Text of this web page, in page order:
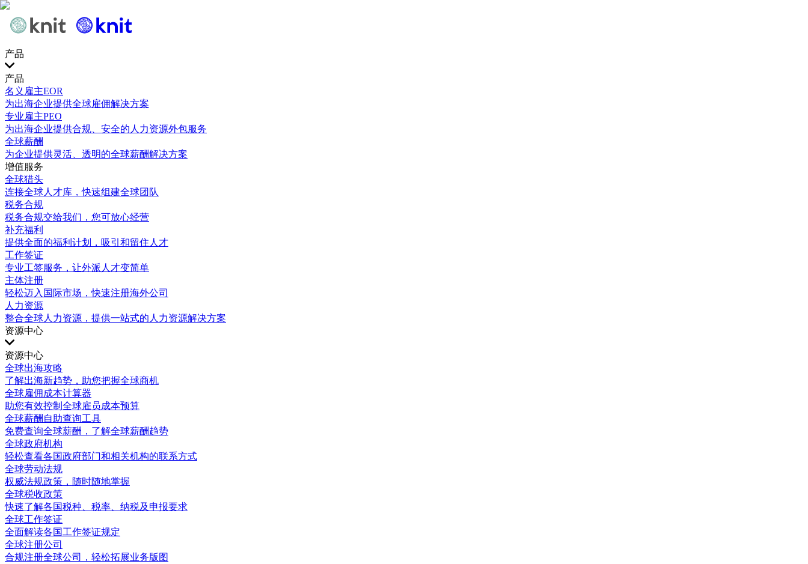
产品
产品
名义雇主EOR
为出海企业提供全球雇佣解决方案
专业雇主PEO
为出海企业提供合规、安全的人力资源外包服务
全球薪酬
为企业提供灵活、透明的全球薪酬解决方案
增值服务
全球猎头
连接全球人才库，快速组建全球团队
税务合规
税务合规交给我们，您可放心经营
补充福利
提供全面的福利计划，吸引和留住人才
工作签证
专业工签服务，让外派人才变简单
主体注册
轻松迈入国际市场，快速注册海外公司
人力资源
整合全球人力资源，提供一站式的人力资源解决方案
资源中心
资源中心
全球出海攻略
了解出海新趋势，助您把握全球商机
全球雇佣成本计算器
助您有效控制全球雇员成本预算
全球薪酬自助查询工具
免费查询全球薪酬，了解全球薪酬趋势
全球政府机构
轻松查看各国政府部门和相关机构的联系方式
全球劳动法规
权威法规政策，随时随地掌握
全球税收政策
快速了解各国税种、税率、纳税及申报要求
全球工作签证
全面解读各国工作签证规定
全球注册公司
合规注册全球公司，轻松拓展业务版图